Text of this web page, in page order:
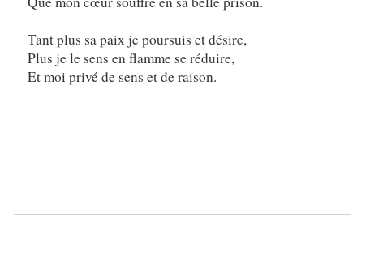
Tant plus sa paix je poursuis et désire,
Plus je le sens en flamme se réduire,
Et moi privé de sens et de raison.